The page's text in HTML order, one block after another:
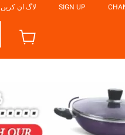
لاگ ان کریں SIGN UP